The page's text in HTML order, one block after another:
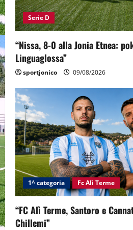
Serie D
“Nissa, 8-0 alla Jonia Etnea:
Linguaglossa”
sportjonico 09/08/2026
1^ categoria Fc Alì Terme
“FC Alì Terme, Santoro e
Chillemi”